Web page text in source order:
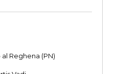
Reghena (PN)